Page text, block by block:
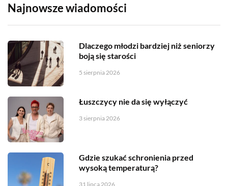
Najnowsze wiadomości
Dlaczego młodzi bardziej niż seniorzy
boją się starości
5 sierpnia 2026
Łuszczycy nie da się wyłączyć
3 sierpnia 2026
Gdzie szukać schronienia przed
wysoką temperaturą?
31 lipca 2026